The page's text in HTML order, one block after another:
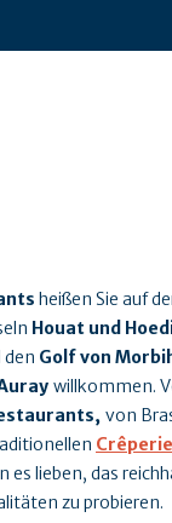
heißen Sie auf
Houat und
den Golf von
willkommen.
von
es lieben, das
zu probieren.